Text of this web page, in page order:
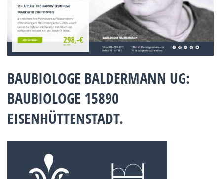
BAUBIOLOGE BALDERMANN UG:
BAUBIOLOGE 15890
EISENHÜTTENSTADT.